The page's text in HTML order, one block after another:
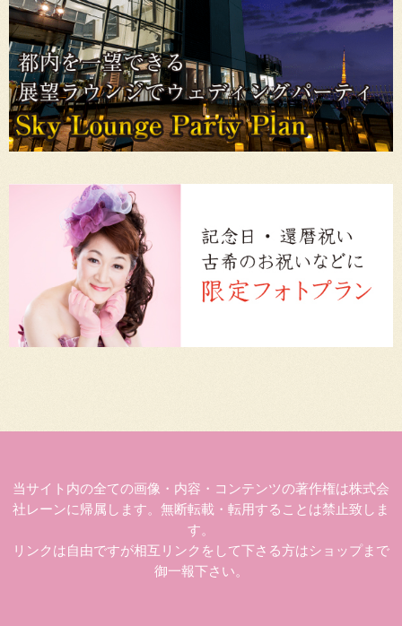
当サイト内の全ての画像・内容・コンテンツの著作権は株式会
社レーンに帰属します。無断転載・転用することは禁止致しま
す。
リンクは自由ですが相互リンクをして下さる方はショップまで
御一報下さい。